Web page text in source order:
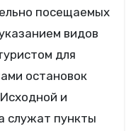
посещаемых
видов
для
остановок
и
служат пункты